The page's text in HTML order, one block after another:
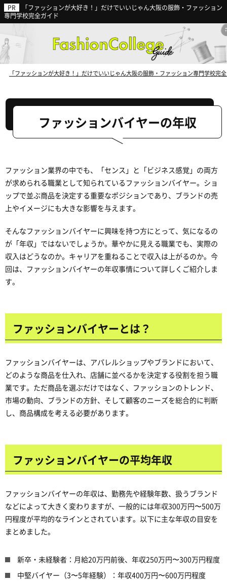
「ファッションが大好き！」だけでいいじゃん大阪の服飾・ファッション
専門学校完全ガイド
ファッション業界の動向から見る
「ファッションが大好き！」だけでいいじゃん大阪の服飾・ファッション専門学校完
ファッションバイヤーの年収
ファッション業界の中でも、「センス」と「ビジネス感覚」の両方
が求められる職業として知られているファッションバイヤー。ショ
ップで並ぶ商品を決定する重要なポジションであり、ブランドの売
上やイメージにも大きな影響を与えます。
そんなファッションバイヤーに興味を持つ方にとって、気になるの
が「年収」ではないでしょうか。華やかに見える職業でも、実際の
収入はどうなのか。キャリアを重ねることで収入は上がるのか。今
回は、ファッションバイヤーの年収事情について詳しくご紹介しま
す。
ファッションバイヤーとは？
ファッションバイヤーは、アパレルショップやブランドにおいて、
どのような商品を仕入れ、店舗に並べるかを決定する役割を担う職
業です。ただ商品を選ぶだけではなく、ファッションのトレンド、
市場の動向、ブランドの方針、そして顧客のニーズを総合的に判断
し、商品構成を考える必要があります。
ファッションバイヤーの平均年収
ファッションバイヤーの年収は、勤務先や経験年数、扱うブランド
などによって大きく変わりますが、一般的には年収300万円〜500万
円程度が平均的なラインとされています。以下に主な年収の目安を
まとめました。
新卒・未経験者：月給20万円前後、年収250万円〜300万円程度
中堅バイヤー（3〜5年経験）：年収400万円〜600万円程度